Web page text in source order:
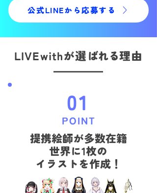
公式LINEから応募する
LIVEwithが選 ばれる理由
POINT
01
提携絵師が多数在籍
​世界に1枚の
イラストを作成！